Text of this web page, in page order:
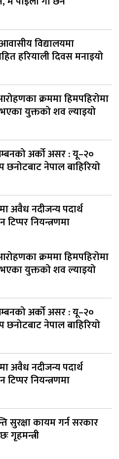
विद्यालयमा
हरियाली दिवस मनाइयो
क्रममा हिमपहिरोमा
युक्तको शव ल्याइयो
अर्को असर : यू–२०
नेपाल बाहिरियो
अवैध नदीजन्य पदार्थ
नियन्त्रणमा
क्रममा हिमपहिरोमा
युक्तको शव ल्याइयो
अर्को असर : यू–२०
नेपाल बाहिरियो
अवैध नदीजन्य पदार्थ
नियन्त्रणमा
सुरक्षा कायम गर्न सरकार
गृहमन्त्री